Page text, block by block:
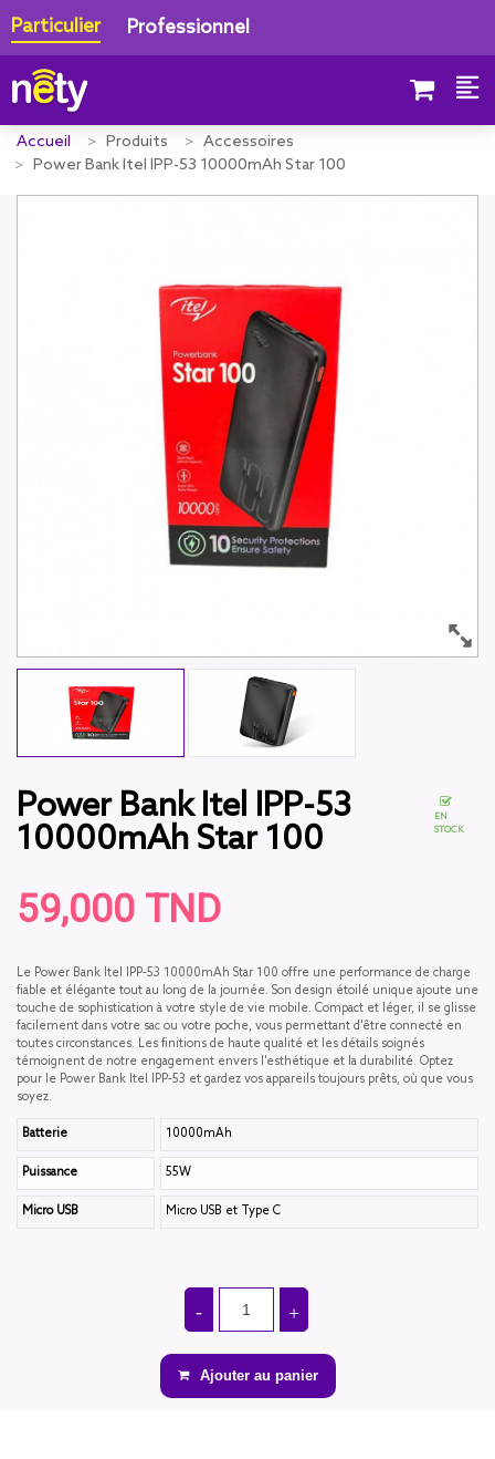
Particulier Professionnel
Accueil Produits
Accessoires
Power Bank Itel IPP-53 10000mAh Star 100
Power Bank Itel IPP-53
10000mAh Star 100
59,000 TND
EN
STOCK
Le Power Bank Itel IPP-53 10000mAh Star 100 offre une performance de charge
fiable et élégante tout au long de la journée. Son design étoilé unique ajoute une
touche de sophistication à votre style de vie mobile. Compact et léger, il se glisse
facilement dans votre sac ou votre poche, vous permettant d'être connecté en
toutes circonstances. Les finitions de haute qualité et les détails soignés
témoignent de notre engagement envers l'esthétique et la durabilité. Optez
pour le Power Bank Itel IPP-53 et gardez vos appareils toujours prêts, où que vous
soyez.
Batterie 10000mAh
Puissance 55W
Micro USB Micro USB et Type C
Ajouter au panier